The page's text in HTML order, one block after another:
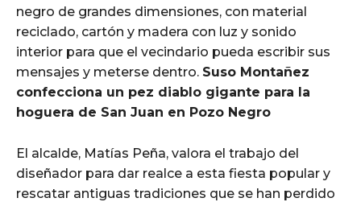
negro de grandes dimensiones, con material
reciclado, cartón y madera con luz y sonido
interior para que el vecindario pueda escribir sus
mensajes y meterse dentro. Suso Montañez
confecciona un pez diablo gigante para la
hoguera de San Juan en Pozo Negro
El alcalde, Matías Peña, valora el trabajo del
diseñador para dar realce a esta fiesta popular y
rescatar antiguas tradiciones que se han perdido